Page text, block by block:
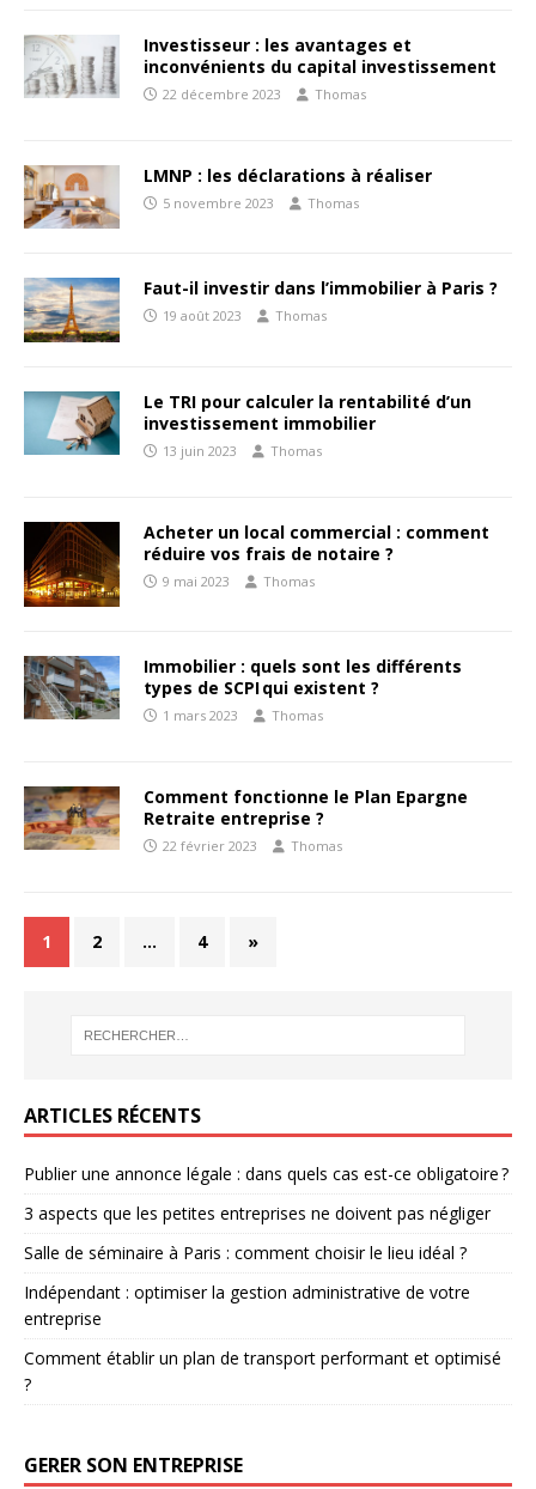
Investisseur : les avantages et
inconvénients du capital investissement
22 décembre 2023 Thomas
LMNP : les déclarations à réaliser
5 novembre 2023 Thomas
Faut-il investir dans l’immobilier à Paris ?
19 août 2023 Thomas
Le TRI pour calculer la rentabilité d’un
investissement immobilier
13 juin 2023 Thomas
Acheter un local commercial : comment
réduire vos frais de notaire ?
9 mai 2023 Thomas
Immobilier : quels sont les différents
types de SCPI qui existent ?
1 mars 2023 Thomas
Comment fonctionne le Plan Epargne
Retraite entreprise ?
22 février 2023 Thomas
1 2 … 4 »
ARTICLES RÉCENTS
Publier une annonce légale : dans quels cas est-ce obligatoire ?
3 aspects que les petites entreprises ne doivent pas négliger
Salle de séminaire à Paris : comment choisir le lieu idéal ?
Indépendant : optimiser la gestion administrative de votre
entreprise
Comment établir un plan de transport performant et optimisé
?
GERER SON ENTREPRISE